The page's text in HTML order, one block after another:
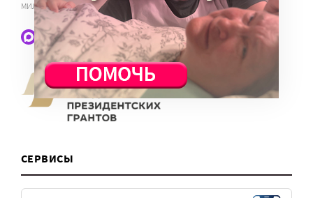
МИЛОСЕРДИЕМ
Подписывайтесь на Max-канал для НКО
и развивайте вашу организацию!
СЕРВИСЫ